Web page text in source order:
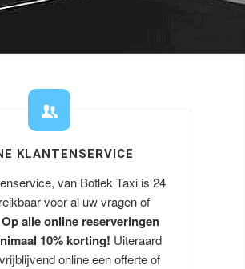
KLANTENSERVICE
van Botlek Taxi is 24
voor al uw vragen of
Op alle online reserveringen
10% korting! Uiteraard
online een offerte of